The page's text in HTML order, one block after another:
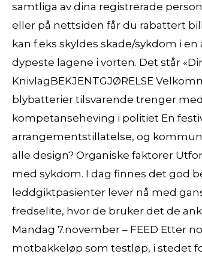
samtliga av dina registrerade
eller på nettsiden får du rabattert
kan f.eks skyldes skade/sykdom i
dypeste lagene i vorten. Det står
KnivlagBEKJENTGJØRELSE
blybatterier tilsvarende trenger
kompetanseheving i politiet En
arrangementstillatelse, og
alle design? Organiske faktorer
med sykdom. I dag finnes det god
leddgiktpasienter lever nå med
fredselite, hvor de bruker det de
Mandag 7.november – FEED Etter
motbakkeløp som testløp, i stedet